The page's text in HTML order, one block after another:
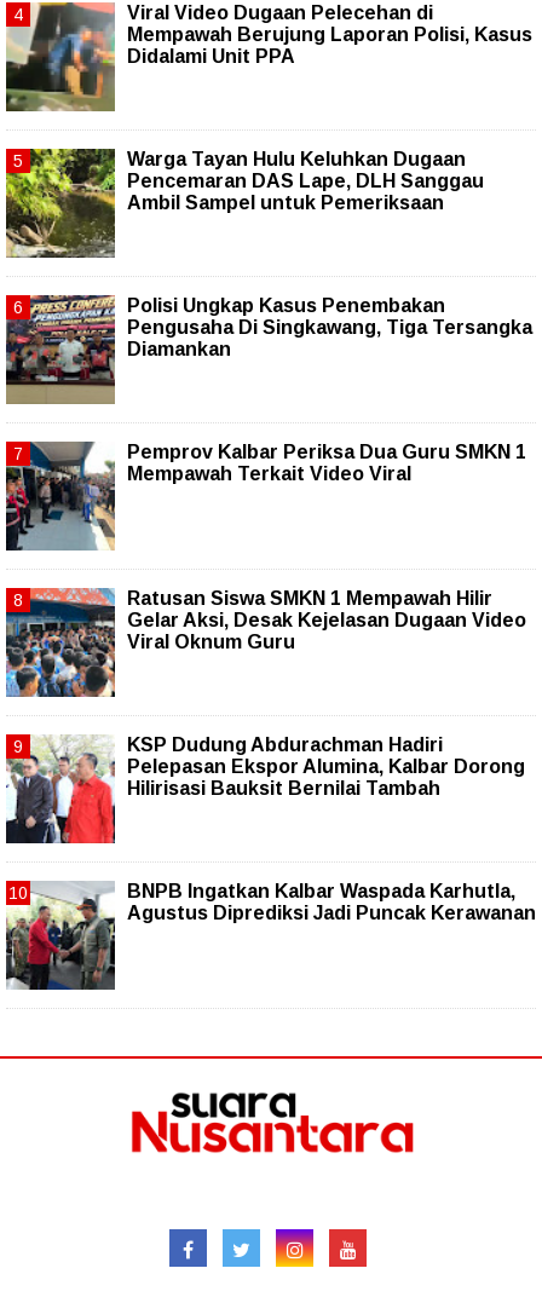
Viral Video Dugaan Pelecehan di
Mempawah Berujung Laporan Polisi, Kasus
Didalami Unit PPA
Warga Tayan Hulu Keluhkan Dugaan
Pencemaran DAS Lape, DLH Sanggau
Ambil Sampel untuk Pemeriksaan
Polisi Ungkap Kasus Penembakan
Pengusaha Di Singkawang, Tiga Tersangka
Diamankan
Pemprov Kalbar Periksa Dua Guru SMKN 1
Mempawah Terkait Video Viral
Ratusan Siswa SMKN 1 Mempawah Hilir
Gelar Aksi, Desak Kejelasan Dugaan Video
Viral Oknum Guru
KSP Dudung Abdurachman Hadiri
Pelepasan Ekspor Alumina, Kalbar Dorong
Hilirisasi Bauksit Bernilai Tambah
BNPB Ingatkan Kalbar Waspada Karhutla,
Agustus Diprediksi Jadi Puncak Kerawanan